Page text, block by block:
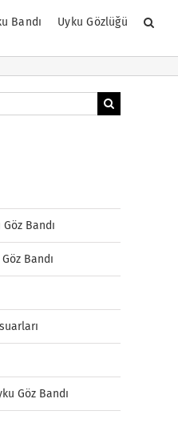
Bandı Uyku Gözlüğü
Göz Bandı
Bandı
Göz Bandı